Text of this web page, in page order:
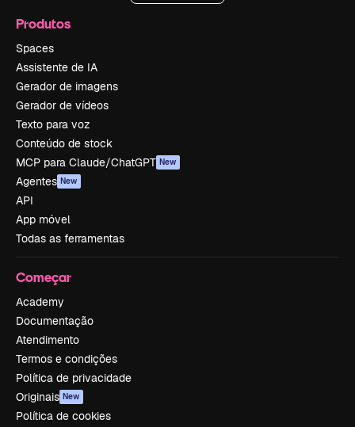
Produtos
Spaces
Assistente de IA
Gerador de imagens
Gerador de vídeos
Texto para voz
Conteúdo de stock
MCP para Claude/ChatGPT New
Agentes New
API
App móvel
Todas as ferramentas
Começar
Academy
Documentação
Atendimento
Termos e condições
Política de privacidade
Originais New
Política de cookies